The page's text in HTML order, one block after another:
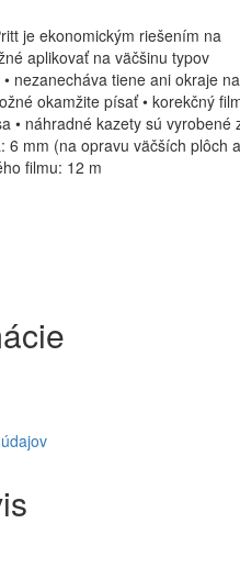
je ekonomickým riešením na
aplikovať na väčšinu typov
nezanecháva tiene ani okraje na
okamžite písať • korekčný
• náhradné kazety sú vyrobené
6 mm (na opravu väčších plôch a
filmu: 12 m